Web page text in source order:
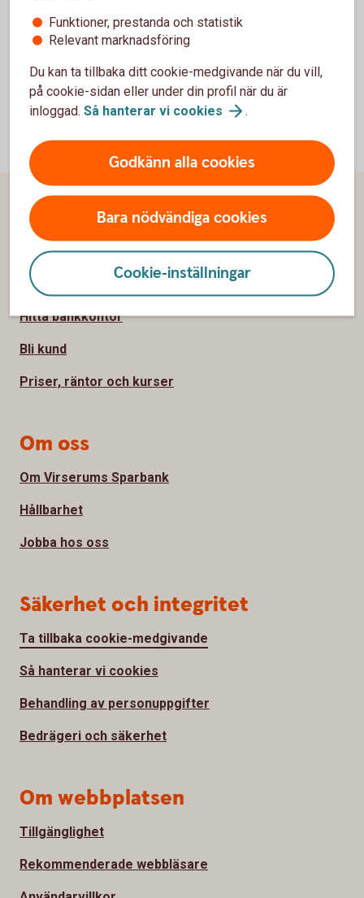
Blogg Struktureradeprodukter
Funktioner, prestanda och statistik
Relevant marknadsföring
Du kan ta tillbaka ditt cookie-medgivande när du vill,
på cookie-sidan eller under din profil när du är
inloggad. Så hanterar vi cookies .
Godkänn alla cookies
Bara nödvändiga cookies
Cookie-inställningar
Sidfot
Hitta snabbt
Kontakta oss
Spärrhjälp
Hitta bankkontor
Bli kund
Priser, räntor och kurser
Om oss
Om Virserums Sparbank
Hållbarhet
Jobba hos oss
Säkerhet och integritet
Ta tillbaka cookie-medgivande
Så hanterar vi cookies
Behandling av personuppgifter
Bedrägeri och säkerhet
Om webbplatsen
Tillgänglighet
Rekommenderade webbläsare